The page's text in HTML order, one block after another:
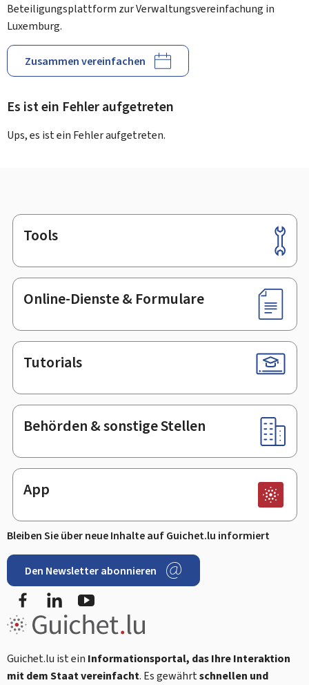
Beteiligungsplattform zur Verwaltungsvereinfachung in
Luxemburg.
Zusammen vereinfachen
Es ist ein Fehler aufgetreten
Ups, es ist ein Fehler aufgetreten.
Footer
Tools
Online-Dienste & Formulare
Tutorials
Behörden & sonstige Stellen
App
Bleiben Sie über neue Inhalte auf Guichet.lu informiert
Den Newsletter abonnieren
FacebookLinkedIn
Guichet.lu ist ein Informationsportal, das Ihre Interaktion
mit dem Staat vereinfacht. Es gewährtschnellen und